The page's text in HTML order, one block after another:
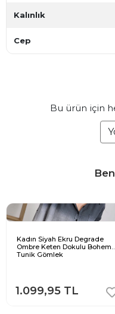
Kalınlık
Cep
Bu ürün için
Kadın Siyah Ekru Degrade
Ombre Keten Dokulu Bohem
Tunik Gömlek
1.099,95 TL